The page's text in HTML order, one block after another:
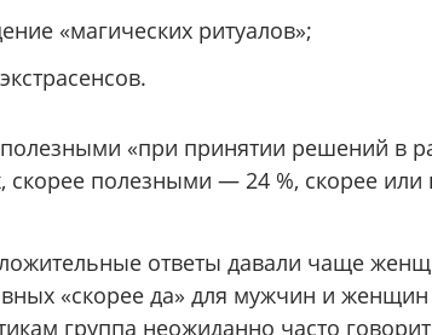
«магических ритуалов»;
«при принятии решений в
полезными — 24 %, скорее
ответы давали чаще
«скорее да» для мужчин и
группа неожиданно часто